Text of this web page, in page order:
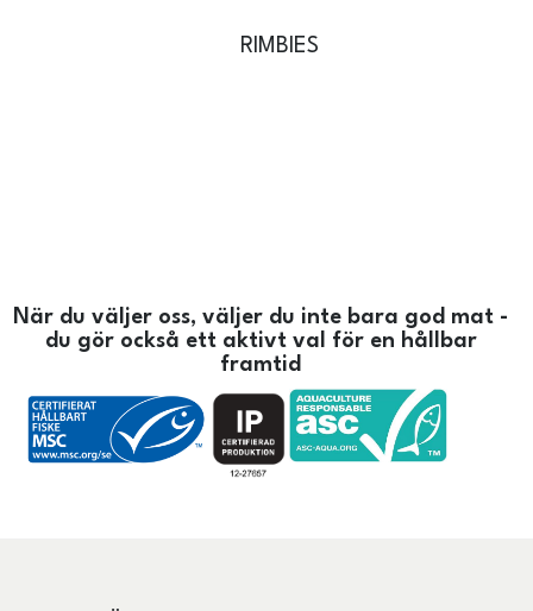
RIMBIES
När du väljer oss, väljer du inte bara god mat -
du gör också ett aktivt val för en hållbar
framtid